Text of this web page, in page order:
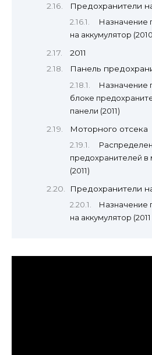
Предохранители
Назначение
на аккумулятор
2011
Панель
Назначение
блоке
панели (2011)
Моторного отсека
предохранителей
(2011)
Предохранители
Назначение
на аккумулятор (2011